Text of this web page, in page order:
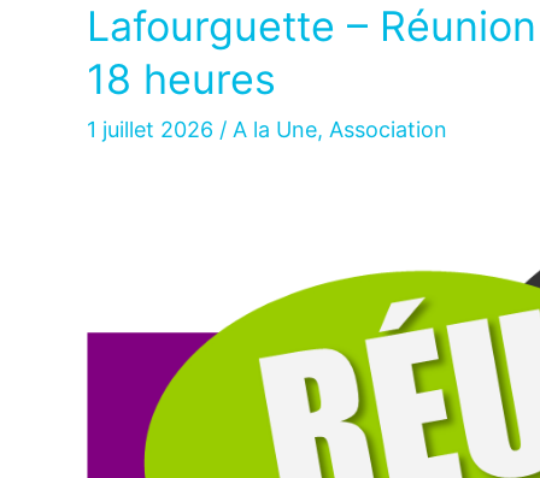
Lafourguette –
18 heures
1 juillet 2026 / A la Une, Association